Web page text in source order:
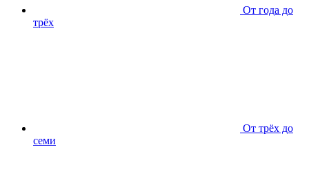
От года до
трёх
От трёх до
семи